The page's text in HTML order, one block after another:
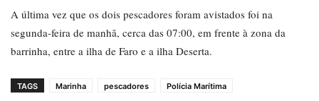
A última vez que os dois pescadores foram avistados foi na
segunda-feira de manhã, cerca das 07:00, em frente à zona da
barrinha, entre a ilha de Faro e a ilha Deserta.
TAGS Marinha pescadores Polícia Marítima